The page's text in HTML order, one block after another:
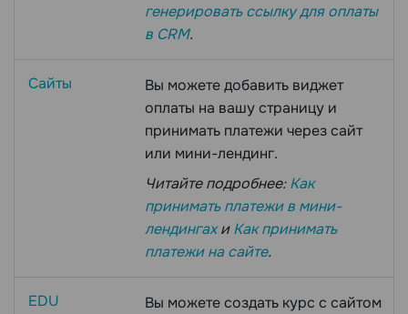
генерировать ссылку для оплаты
в CRM.
Сайты
Вы можете добавить виджет
оплаты на вашу страницу и
принимать платежи через сайт
или мини-лендинг.
Читайте подробнее:Как
принимать платежи в мини-
лендингахиКак принимать
платежи на сайте.
EDU
Вы можете создать курс с сайтом